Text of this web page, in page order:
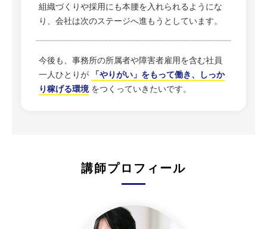
組織づくりや採用にも本腰を入れられるようにな
り、会社は次のステージへ進もうとしています。
今後も、事務所の所属者や障害者雇用を含む社員
一人ひとりが
「やりがい」をもって働き、しっか
り稼げる環境をつくっていきたいです。
講師プロフィール